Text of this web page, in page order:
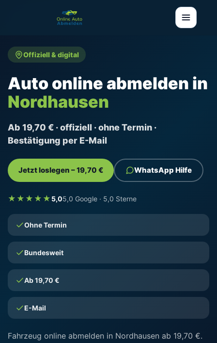
Offiziell & digital
Auto online abmelden in
Nordhausen
Ab 19,70 € · offiziell · ohne Termin ·
Bestätigung per E-Mail
Jetzt loslegen – 19,70 € WhatsApp Hilfe
★★★★★ 5,05,0 Google · 5,0 Sterne
Ohne Termin
Bundesweit
Ab 19,70 €
E-Mail
Fahrzeug online abmelden in Nordhausen ab 19,70 €.